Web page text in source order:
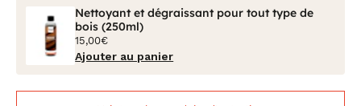
Nettoyant et dégraissant pour tout type de
bois (250ml)
15,00€
Ajouter au panier